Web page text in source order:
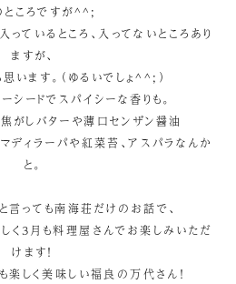
ところですが^^;
ているところ、入ってないところあり
ますが、
います。（ゆるいでしょ^^;）
シードでスパイシーな香りも。
がしバターや薄口センザン醤油
ディラーパや紅菜苔、アスパラなんか
と。
言っても南海荘だけのお話で、
く3月も料理屋さんでお楽しみいただ
けます！
楽しく美味しい福良の万代さん！